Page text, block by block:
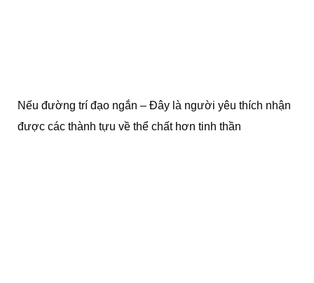
Nếu đường trí đạo ngắn – Đây là người yêu thích nhận
được các thành tựu về thể chất hơn tinh thần